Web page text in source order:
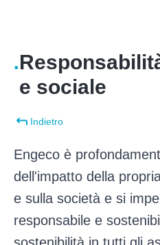
.
e sociale
Indietro
Engeco è
dell'impatto della
e sulla società e si
responsabile e